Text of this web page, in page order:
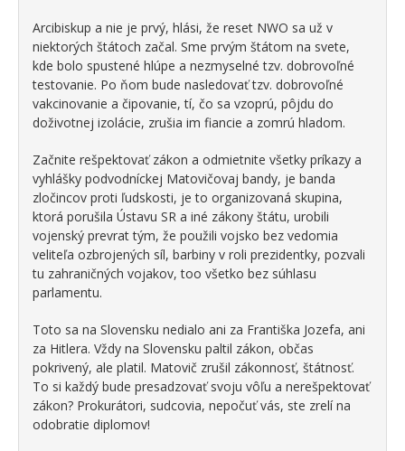
Arcibiskup a nie je prvý, hlási, že reset NWO sa už v
niektorých štátoch začal. Sme prvým štátom na svete,
kde bolo spustené hlúpe a nezmyselné tzv. dobrovoľné
testovanie. Po ňom bude nasledovať tzv. dobrovoľné
vakcinovanie a čipovanie, tí, čo sa vzoprú, pôjdu do
doživotnej izolácie, zrušia im fiancie a zomrú hladom.
Začnite rešpektovať zákon a odmietnite všetky príkazy a
vyhlášky podvodníckej Matovičovaj bandy, je banda
zločincov proti ľudskosti, je to organizovaná skupina,
ktorá porušila Ústavu SR a iné zákony štátu, urobili
vojenský prevrat tým, že použili vojsko bez vedomia
veliteľa ozbrojených síl, barbiny v roli prezidentky, pozvali
tu zahraničných vojakov, too všetko bez súhlasu
parlamentu.
Toto sa na Slovensku nedialo ani za Františka Jozefa, ani
za Hitlera. Vždy na Slovensku paltil zákon, občas
pokrivený, ale platil. Matovič zrušil zákonnosť, štátnosť.
To si každý bude presadzovať svoju vôľu a nerešpektovať
zákon? Prokurátori, sudcovia, nepočuť vás, ste zrelí na
odobratie diplomov!